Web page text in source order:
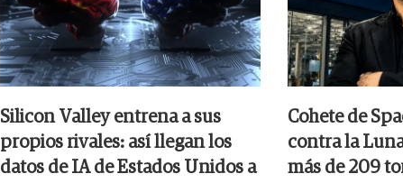
Silicon Valley entrena a sus
propios rivales: así llegan los
datos de IA de Estados Unidos a
Cohete de
contra la
más de 209